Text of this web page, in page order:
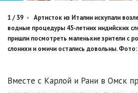
1 /39 • Артисток из Италии искупали
водные процедуры 45-летних индийских
пришли посмотреть маленькие зрители с
слонихи и омичи остались довольны.
Вместе с Карлой и Рани в Омск